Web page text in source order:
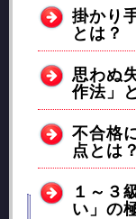
掛かり
とは？
思わぬ
作法」
不合格
点とは？
１～３
い」の